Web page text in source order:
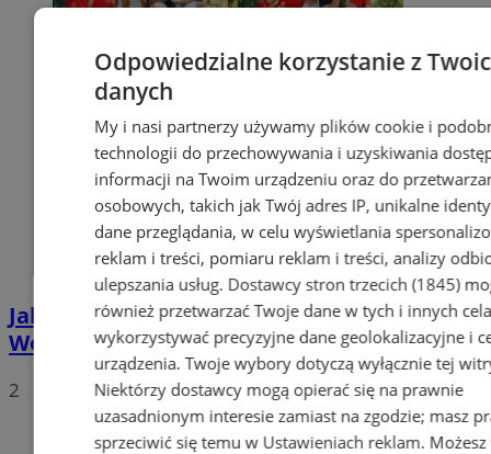
Jak uzyskać Kartę Dużej Rodziny w
Wodzisławiu? Poznaj plusy jej posiadania
2
Odpowiedzialne korzystanie z
danych
My i nasi partnerzy używamy plików cookie i
technologii do przechowywania i uzyskiwania
informacji na Twoim urządzeniu oraz do
osobowych, takich jak Twój adres IP, unikalne
dane przeglądania, w celu wyświetlania
reklam i treści, pomiaru reklam i treści, analizy
ulepszania usług. Dostawcy stron trzecich (1845)
również przetwarzać Twoje dane w tych i innych
wykorzystywać precyzyjne dane geolokalizacyjne i
urządzenia. Twoje wybory dotyczą wyłącznie tej
Niektórzy dostawcy mogą opierać się na prawnie
uzasadnionym interesie zamiast na zgodzie; masz
sprzeciwić się temu w Ustawieniach reklam.